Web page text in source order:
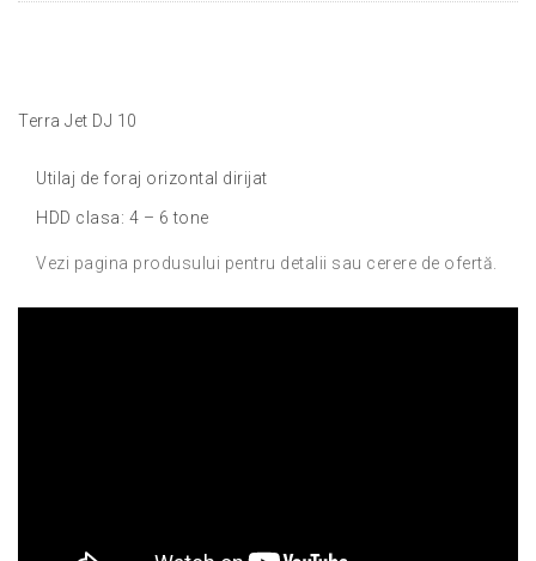
Terra Jet DJ 10
Utilaj de foraj orizontal dirijat
HDD clasa: 4 – 6 tone
Vezi pagina produsului pentru detalii sau cerere de ofertă.